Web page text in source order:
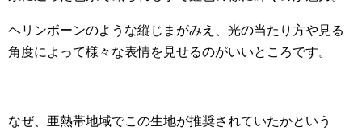
ヘリンボーンのような縦じまがみえ、光の当たり方や見る
角度によって様々な表情を見せるのがいいところです。
なぜ、亜熱帯地域でこの生地が推奨されていたかという